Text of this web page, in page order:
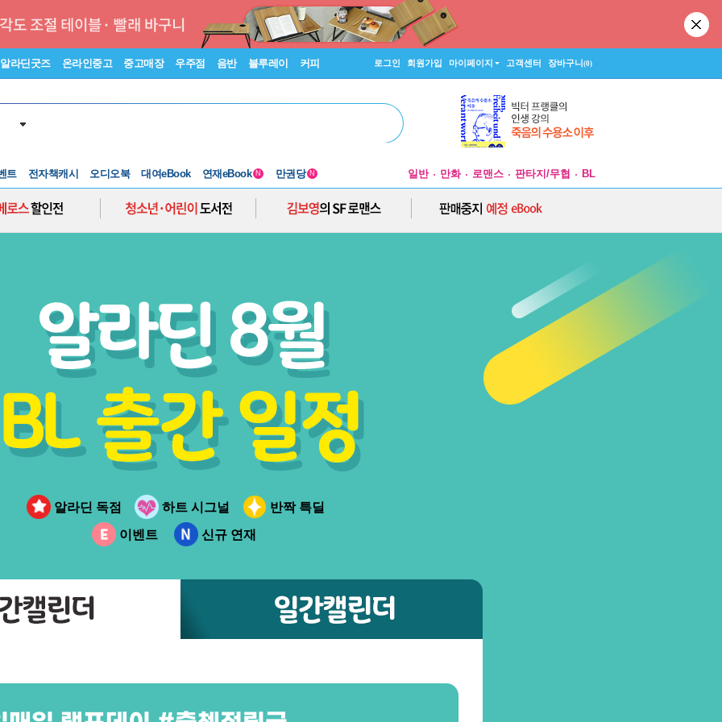
알라딘굿즈 온라인중고 중고매장 우주점 음반 블루레이 커피 로그인 회원가입 마이페이지 고객센터 장바구니(0)
트 전자책캐시 오디오북 대여eBook 연재eBook N 만권당 N 일반 만화 로맨스 판타지/무협 BL
알라딘 독점 하트 시그널
반짝 특딜
이벤트
신규 연재